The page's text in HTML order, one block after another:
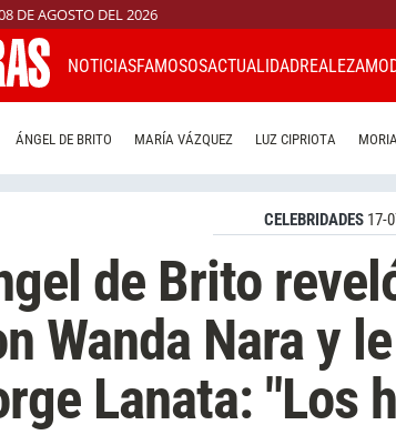
DE AGOSTO DEL 2026
NOTICIASFAMOSOSACTUALIDADREALEZA
ÁNGEL DE BRITO MARÍA VÁZQUEZ LUZ CIPRIOTA
CELEBRIDADES 17-
de Brito
Wanda Nara y
Lanata: "Los